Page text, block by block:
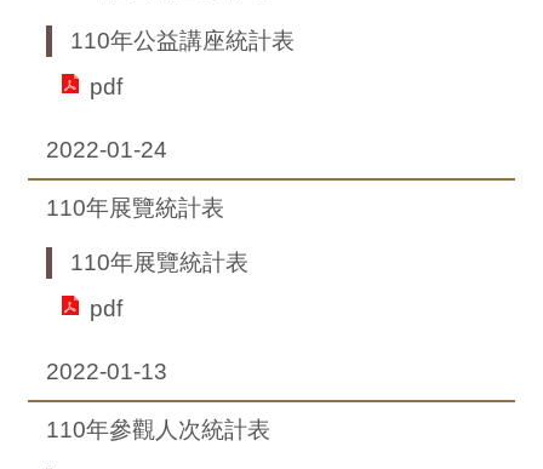
110年公益講座統計表
pdf
2022-01-24
110年展覽統計表
110年展覽統計表
pdf
2022-01-13
110年參觀人次統計表